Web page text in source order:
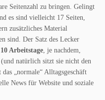
Seitenzahl zu bringen. Gelingt
es sind vielleicht 17 Seiten,
zusätzliches Material
sind. Der Satz des Lecker
Arbeitstage, je nachdem,
natürlich sitzt sie nicht den
„normale“ Alltagsgeschäft
News für Website und soziale